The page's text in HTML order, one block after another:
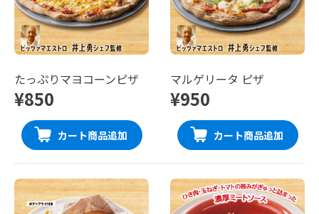
たっぷりマヨコーンピザ
¥850
カート商品追加
マルゲリータ ピザ
¥950
カート商品追加